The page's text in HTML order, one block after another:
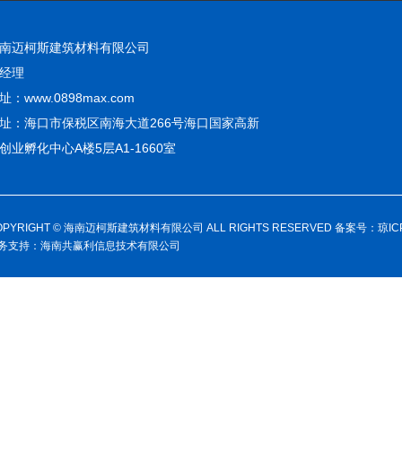
迈柯斯建筑材料有限公司
理
：www.0898max.com
：海口市保税区南海大道266号海口国家高新
业孵化中心A楼5层A1-1660室
© 海南迈柯斯建筑材料有限公司 ALL RIGHTS RESERVED 备案号： 琼
支持： 海南共赢利信息技术有限公司